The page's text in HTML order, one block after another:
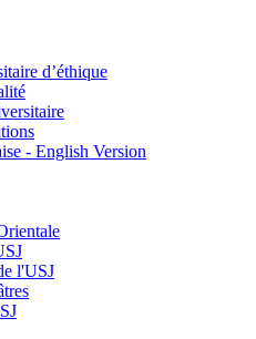
d’éthique
- English Version
l'USJ